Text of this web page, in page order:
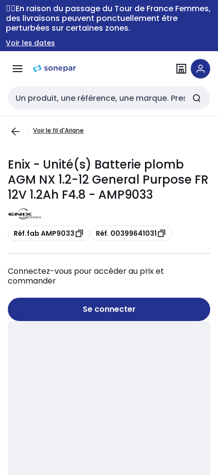
Passer à la
navigation
Passer
au
contenu
🚴‍♂️En raison du passage du Tour de France Femmes,
des livraisons peuvent ponctuellement être
perturbées sur certaines zones.
Voir les dates
Entrée de recherche
Voir le fil d'Ariane
Enix - Unité(s) Batterie plomb
AGM NX 1.2-12 General Purpose FR
12V 1.2Ah F4.8 - AMP9033
Copie
Réf.fab AMP9033 Copie
Réf. 00399641031
Connectez-vous pour accéder au prix et
commander
Se connecter